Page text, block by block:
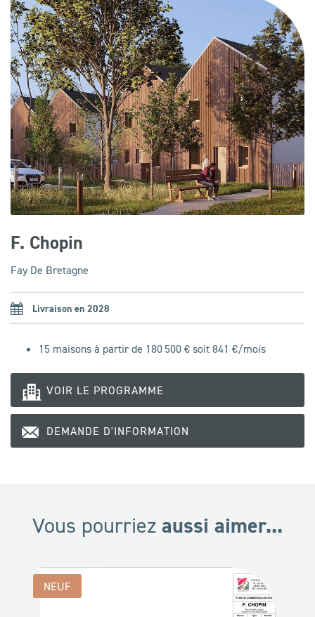
F. Chopin
Fay De Bretagne
Livraison en 2028
15 maisons à partir de 180 500 € soit 841 €/mois
VOIR LE PROGRAMME
DEMANDE D'INFORMATION
Vous pourriez aussi aimer...
NEUF